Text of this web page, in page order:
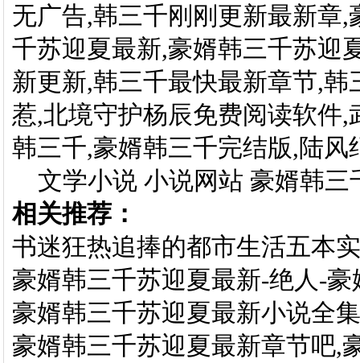
无广告,韩三千刚刚更新最新章
千苏迎夏最新,豪婿韩三千苏迎
新更新,韩三千最快最新章节,
惹,北境守护杨辰免费阅读软件
韩三千,豪婿韩三千完结版,陆风
文学小说 小说网站 豪婿韩三
相关推荐：
书迷狂热追捧的都市生活五本
豪婿韩三千苏迎夏最新-绝人-
豪婿韩三千苏迎夏最新小说全
豪婿韩三千苏迎夏最新章节吧,